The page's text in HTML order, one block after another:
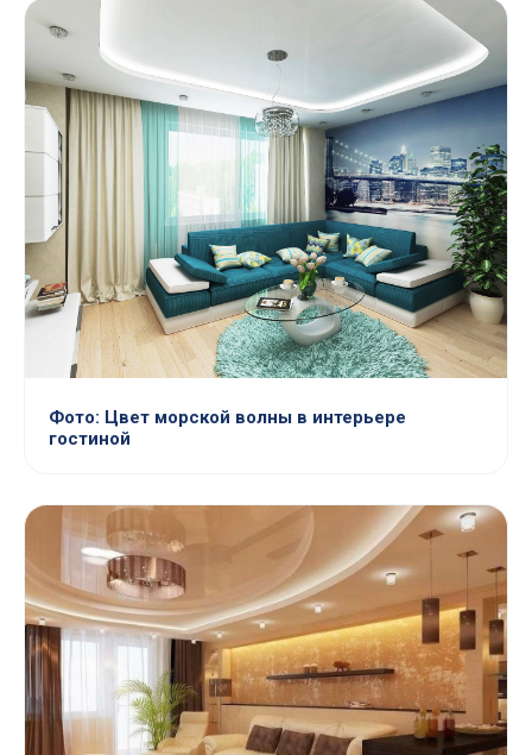
Фото: Цвет морской волны в интерьере
гостиной